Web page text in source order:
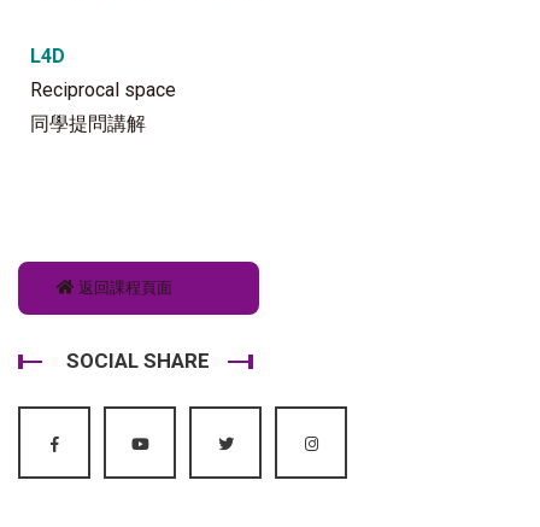
L4D
Reciprocal space
同學提問講解
返回課程頁面
SOCIAL SHARE